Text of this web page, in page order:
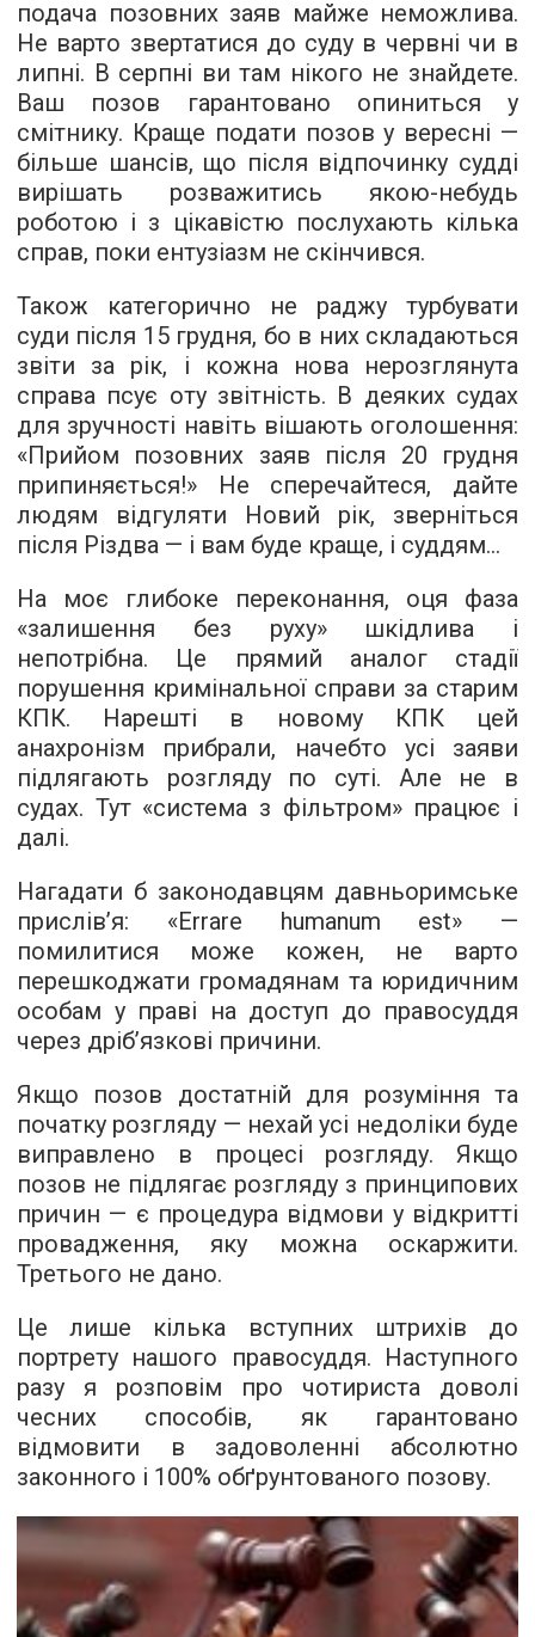
подача позовних заяв майже неможлива.
Не варто звертатися до суду в червні чи в
липні. В серпні ви там нікого не знайдете.
Ваш позов гарантовано опиниться у
смітнику. Краще подати позов у вересні —
більше шансів, що після відпочинку судді
вирішать розважитись якою-небудь
роботою і з цікавістю послухають кілька
справ, поки ентузіазм не скінчився.
Також категорично не раджу турбувати
суди після 15 грудня, бо в них складаються
звіти за рік, і кожна нова нерозглянута
справа псує оту звітність. В деяких судах
для зручності навіть вішають оголошення:
«Прийом позовних заяв після 20 грудня
припиняється!» Не сперечайтеся, дайте
людям відгуляти Новий рік, зверніться
після Різдва — і вам буде краще, і суддям...
На моє глибоке переконання, оця фаза
«залишення без руху» шкідлива і
непотрібна. Це прямий аналог стадії
порушення кримінальної справи за старим
КПК. Нарешті в новому КПК цей
анахронізм прибрали, начебто усі заяви
підлягають розгляду по суті. Але не в
судах. Тут «система з фільтром» працює і
далі.
Нагадати б законодавцям давньоримське
прислів’я: «Errare humanum est» —
помилитися може кожен, не варто
перешкоджати громадянам та юридичним
особам у праві на доступ до правосуддя
через дріб’язкові причини.
Якщо позов достатній для розуміння та
початку розгляду — нехай усі недоліки буде
виправлено в процесі розгляду. Якщо
позов не підлягає розгляду з принципових
причин — є процедура відмови у відкритті
провадження, яку можна оскаржити.
Третього не дано.
Це лише кілька вступних штрихів до
портрету нашого правосуддя. Наступного
разу я розповім про чотириста доволі
чесних способів, як гарантовано
відмовити в задоволенні абсолютно
законного і 100% обґрунтованого позову.